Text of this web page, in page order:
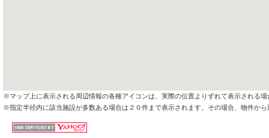
※マップ上に表示される周辺情報の各種アイコンは、実際の位置よりずれて表示される場
※指定半径内に該当施設が多数ある場合は２０件まで表示されます。その場合、物件か